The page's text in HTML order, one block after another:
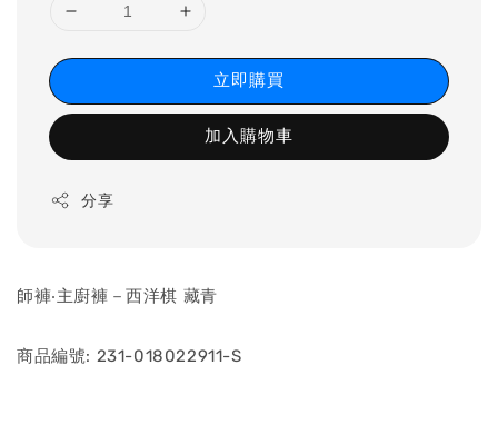
立即購買
加入購物車
分享
師褲‧主廚褲－西洋棋 藏青
商品編號: 231-018022911-S